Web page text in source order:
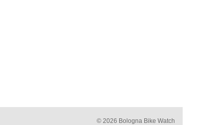
© 2026 Bologna Bike Watch